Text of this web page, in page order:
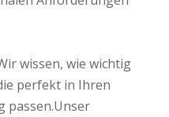
wissen, wie wichtig
perfekt in Ihren
passen.Unser